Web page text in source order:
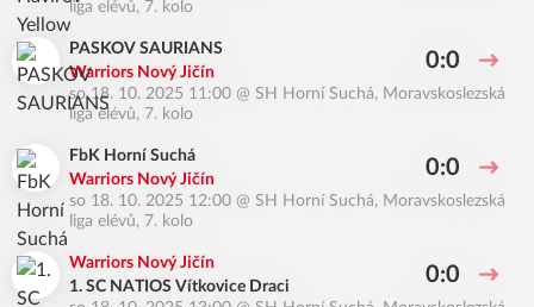
liga elévů, 7. kolo
PASKOV SAURIANS
Warriors Nový Jičín
0:0
so 18. 10. 2025 11:00 @ SH Horní Suchá, Moravskoslezská
liga elévů, 7. kolo
FbK Horní Suchá
Warriors Nový Jičín
0:0
so 18. 10. 2025 12:00 @ SH Horní Suchá, Moravskoslezská
liga elévů, 7. kolo
Warriors Nový Jičín
1. SC NATIOS Vítkovice Draci
0:0